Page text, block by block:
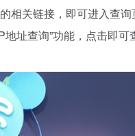
相关链接，即可进入查
地址查询”功能，点击即可